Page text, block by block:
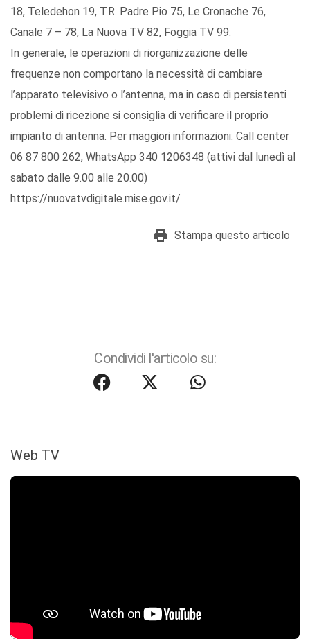
18, Teledehon 19, T.R. Padre Pio 75, Le Cronache 76,
Canale 7 – 78, La Nuova TV 82, Foggia TV 99.
In generale, le operazioni di riorganizzazione delle
frequenze non comportano la necessità di cambiare
l’apparato televisivo o l’antenna, ma in caso di persistenti
problemi di ricezione si consiglia di verificare il proprio
impianto di antenna. Per maggiori informazioni: Call center
06 87 800 262, WhatsApp 340 1206348 (attivi dal lunedì al
sabato dalle 9.00 alle 20.00)
https://nuovatvdigitale.mise.gov.it/
Stampa questo articolo
Condividi l'articolo su:
Web TV